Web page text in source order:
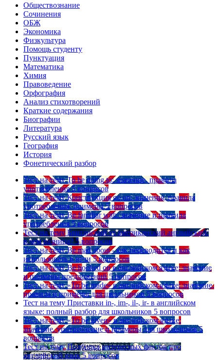
Обществознание
Сочинения
ОБЖ
Экономика
Физкультура
Помощь студенту
Пунктуация
Математика
Химия
Правоведение
Орфография
Анализ стихотворений
Краткие содержания
Биографии
Литература
Русский язык
География
История
Фонетический разбор
Тест на тему To be going to: значение, правила
употребления 5 вопросов
Тест на тему Конструкция go on: значения, правила
употребления, примеры 5 вопросов
Тест на тему Be familiar with: значение и правила
употребления 5 вопросов
Тест на тему Британский vs американский английский:
в чем разница? 5 вопросов
Тест на тему Be mad about - как переводится и как
использовать в речи 5 вопросов
Тест на тему Be hooked on в английском языке: значение
и примеры предложений 5 вопросов
Тест на тему «To be made» в английском языке: значение,
правила и примеры для школьников 5 вопросов
Тест на тему Приставки in-, im-, il-, ir- в английском
языке: полный разбор для школьников 5 вопросов
Тест на тему «To be given» в английском языке:
значение, употребление и примеры для школьников 5
вопросов
Тест на тему Подборка интересных фактов про
английский язык 5 вопросов